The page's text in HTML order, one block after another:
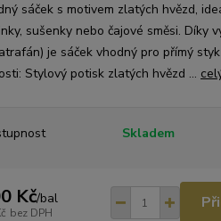
sáček s motivem zlatých hvězd,
sušenky nebo čajové směsi. Díky
je sáček vhodný pro přímý
Stylový potisk zlatých hvězd ...
Skladem
Kč/bal
bez DPH